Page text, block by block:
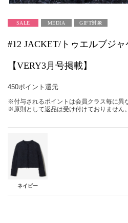
SALE MEDIA GIFT対象
#12 JACKET/トゥエルブジャ
【VERY3月号掲載】
450ポイント還元
※付与されるポイントは会員クラス毎に異
※原則として返品は受け付けておりません。
ネイビー